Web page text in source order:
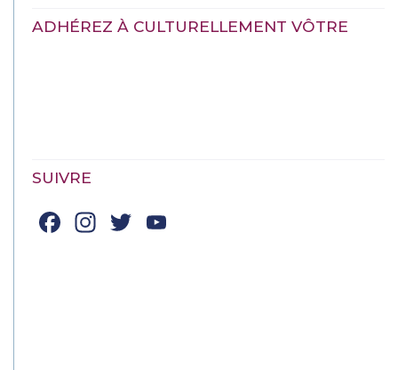
ADHÉREZ À CULTURELLEMENT VÔTRE
SUIVRE
Facebook
Instagram
Twitter